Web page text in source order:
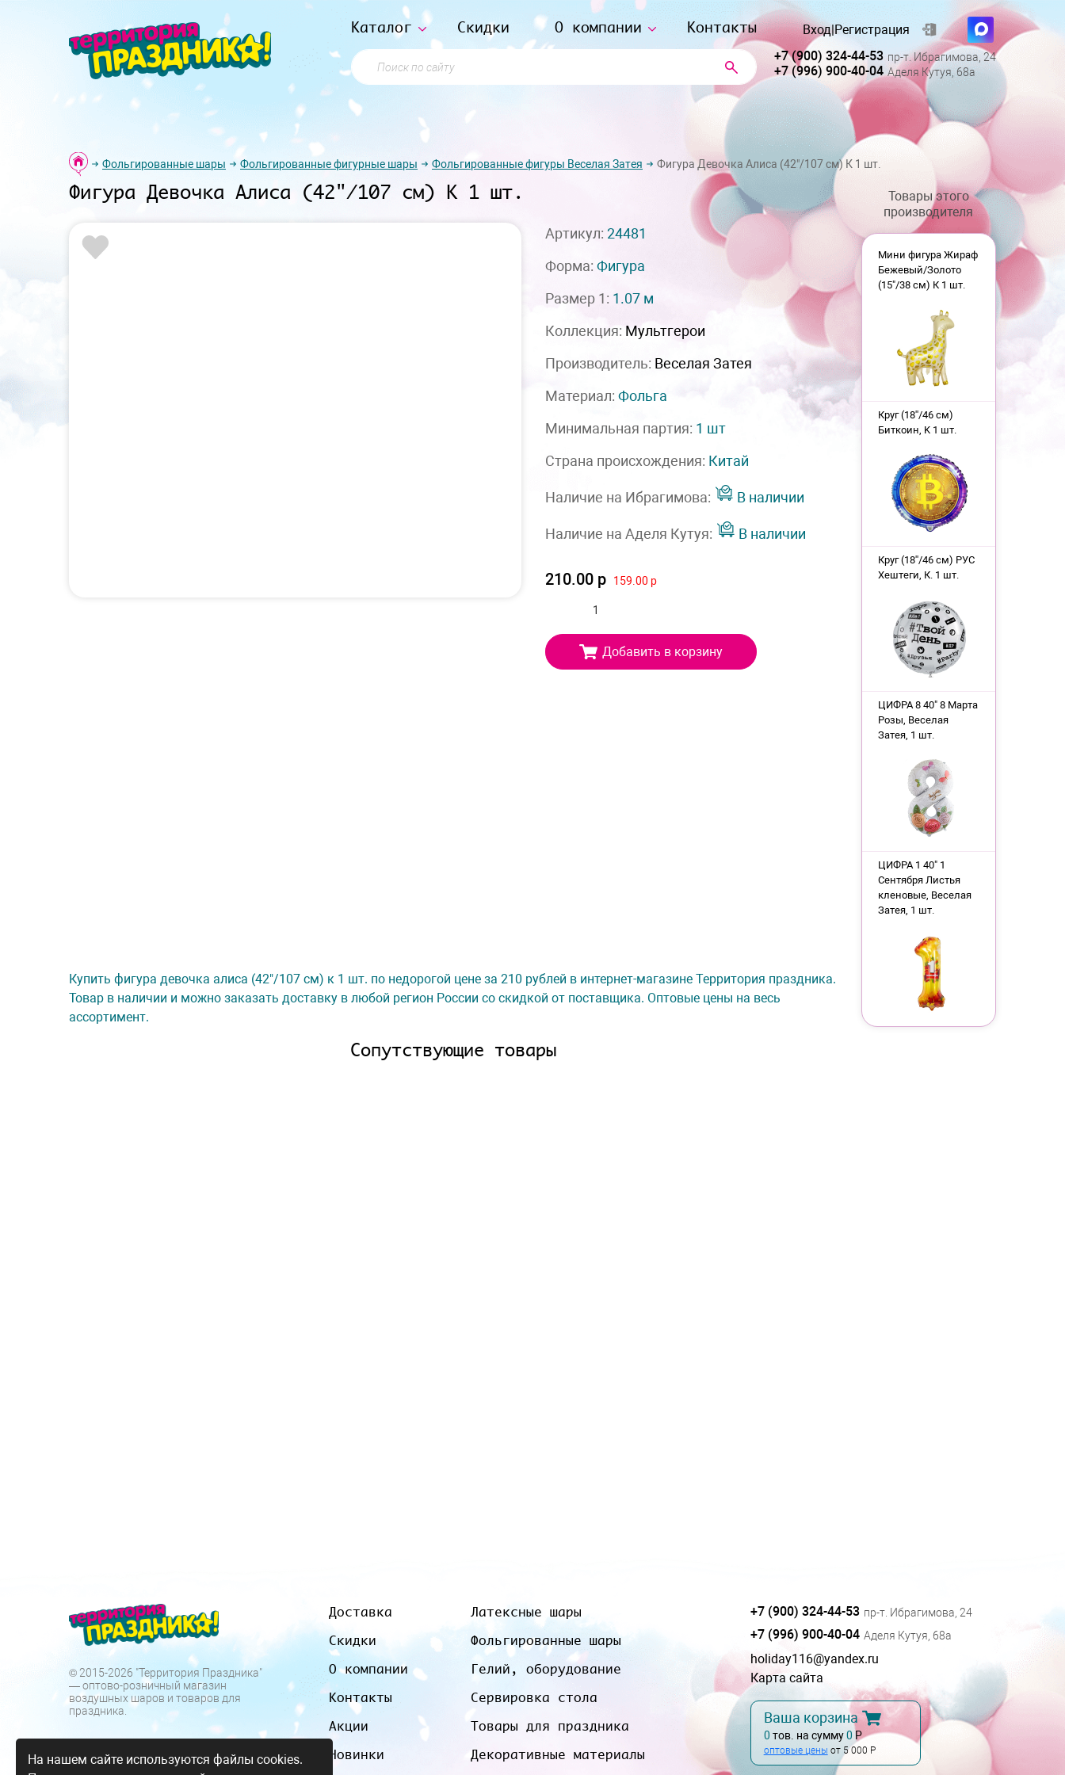
Каталог Скидки О компании Контакты
Поиск по сайту
Вход|Регистрация
+7 (900) 324-44-53 пр-т. Ибрагимова, 24
+7 (996) 900-40-04 Аделя Кутуя, 68а
Фольгированные шары Фольгированные фигурные шары Фольгированные фигуры Веселая Затея Фигура Девочка Алиса (42"/107 см) К 1 шт.
Фигура Девочка Алиса (42"/107 см) К 1 шт.
Артикул: 24481
Форма: Фигура
Размер 1: 1.07 м
Коллекция: Мультгерои
Производитель: Веселая Затея
Материал: Фольга
Минимальная партия: 1 шт
Страна происхождения: Китай
Наличие на Ибрагимова: В наличии
Наличие на Аделя Кутуя: В наличии
210.00 р 159.00 р
Добавить в корзину
Купить фигура девочка алиса (42"/107 см) к 1 шт. по недорогой цене за 210 рублей в интернет-магазине Территория праздника.
Товар в наличии и можно заказать доставку в любой регион России со скидкой от поставщика. Оптовые цены на весь
ассортимент.
Сопутствующие товары
Товары этого
производителя
Мини фигура Жираф
Бежевый/Золото
(15"/38 см) К 1 шт.
Круг (18''/46 см)
Биткоин, K 1 шт.
Круг (18''/46 см) РУС
Хештеги, К. 1 шт.
ЦИФРА 8 40" 8 Марта
Розы, Веселая
Затея, 1 шт.
ЦИФРА 1 40" 1
Сентября Листья
кленовые, Веселая
Затея, 1 шт.
© 2015-2026 "Территория Праздника"
— оптово-розничный магазин
воздушных шаров и товаров для
праздника.
Доставка
Скидки
О компании
Контакты
Акции
Новинки
Латексные шары
Фольгированные шары
Гелий, оборудование
Сервировка стола
Товары для праздника
Декоративные материалы
+7 (900) 324-44-53 пр-т. Ибрагимова, 24
+7 (996) 900-40-04 Аделя Кутуя, 68а
holiday116@yandex.ru
Карта сайта
Ваша корзина
0 тов. на сумму0 Р
оптовые цены от 5 000 Р
На нашем сайте используются файлы cookies.